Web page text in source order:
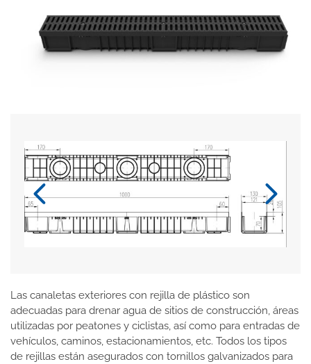
Las canaletas exteriores con rejilla de plástico son
adecuadas para drenar agua de sitios de construcción, áreas
utilizadas por peatones y ciclistas, así como para entradas de
vehículos, caminos, estacionamientos, etc. Todos los tipos
de rejillas están asegurados con tornillos galvanizados para